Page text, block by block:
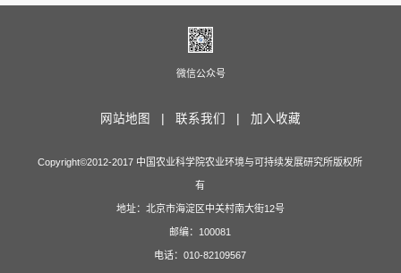
微信公众号
网站地图 | 联系我们 | 加入收藏
Copyright©2012-2017 中国农业科学院农业环境与可持续发展研究所版权所
有
地址：北京市海淀区中关村南大街12号
邮编：100081
电话：010-82109567